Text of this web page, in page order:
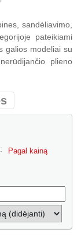
sandėliavimo,
pateikiami
galios modeliai su
plieno
Pagal kainą